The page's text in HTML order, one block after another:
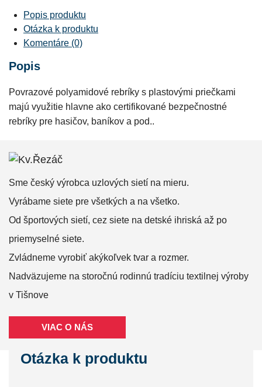
Popis produktu
Otázka k produktu
Komentáre (0)
Popis
Povrazové polyamidové rebríky s plastovými priečkami
majú využitie hlavne ako certifikované bezpečnostné
rebríky pre hasičov, baníkov a pod..
Sme český výrobca uzlových sietí na mieru.
Vyrábame siete pre všetkých a na všetko.
Od športových sietí, cez siete na detské ihriská až po
priemyselné siete.
Zvládneme vyrobiť akýkoľvek tvar a rozmer.
Nadväzujeme na storočnú rodinnú tradíciu textilnej výroby
v Tišnove
VIAC O NÁS
Otázka k produktu